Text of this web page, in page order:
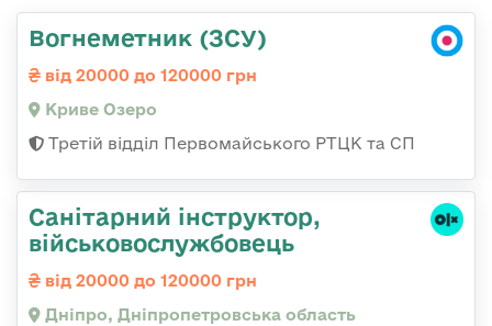
Вогнеметник (ЗСУ)
від 20000 до 120000 грн
Криве Озеро
Третій відділ Первомайського РТЦК та СП
Санітарний інструктор,
військовослужбовець
від 20000 до 120000 грн
Дніпро, Дніпропетровська область